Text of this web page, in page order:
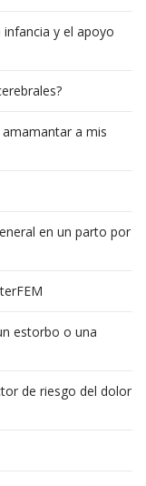
infancia y el apoyo
a mis
en un parto por
estorbo o una
de riesgo del dolor